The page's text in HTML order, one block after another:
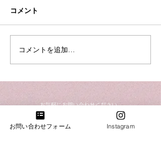
夏季休業のお知らせ
コメント
コメントを追加…
​お気軽にお問い合わせください。
お問合わせ・試弾のご予約
お問い合わせフォーム Instagram